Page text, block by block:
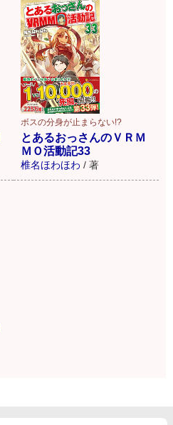
ボスの分身が止まらない!?
とあるおっさんのＶＲＭ
ＭＯ活動記33
椎名ほわほわ / 著